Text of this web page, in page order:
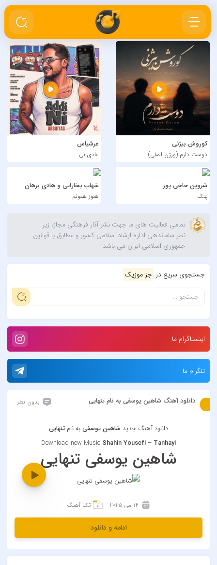
کوروش بیژنی
دوست دارم (ورژن اصلی)
عرشیاس
عادی نی
شروین حاجی پور
پتک
شهاب بخارایی و هادی برهان
هنوز همونم
تمامی فعالیت های ما جهت نشر آثار فرهنگی مجاز، زیر
نظر ساماندهی اداره ارشاد اسلامی کشور و مطابق با قوانین
جمهوری اسلامی ایران می باشد
جستجوی سریع در جز موزیک
اینستاگرام ما
تلگرام ما
دانلود آهنگ شاهین یوسفی به نام تنهایی بدون نظر
دانلود آهنگ جدید شاهین یوسفیبه نام تنهایی
Download new Music Shahin Yousefi – Tanhayi
شاهین یوسفی تنهایی
14 می 2025 تک آهنگ
ادامه و دانلود